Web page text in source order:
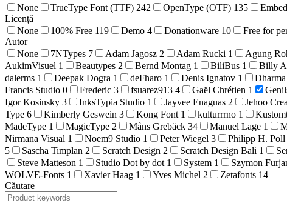
None
TrueType Font (TTF) 242 OpenType (OTF) 135
Licență
None
100% Free 119 Demo 4 Donationware 10 Free for
Autor
None
7NTypes 7 Adam Jagosz 2 Adam Rucki 1 Agung
AukimVisuel 1 Beautypes 2 Bernd Montag 1 BiliBus 1 Billy
dalerms 1 Deepak Dogra 1 deFharo 1 Denis Ignatov 1
Francis Studio 0 Frederic 3 fsuarez913 4 Gaël Chrétien 1
Igor Kosinsky 3 InksTypia Studio 1 Jayvee Enaguas 2 Jehoo
Type 6 Kimberly Geswein 3 Kong Font 1 kulturrrno 1
MadeType 1 MagicType 2 Måns Grebäck 34 Manuel Lage 1
Nirmana Visual 1 Noem9 Studio 1 Peter Wiegel 3 Philipp H. Poll
5
Sascha Timplan 2 Scratch Design 2 Scratch Design Bali 1
Steve Matteson 1 Studio Dot by dot 1 System 1 Szymon
WOLVE-Fonts 1 Xavier Haag 1 Yves Michel 2 Zetafonts 14
Căutare